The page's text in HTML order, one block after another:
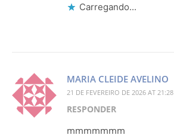
Carregando...
MARIA CLEIDE AVELINO
21 DE FEVEREIRO DE 2026 AT 21:28
RESPONDER
mmmmmmm